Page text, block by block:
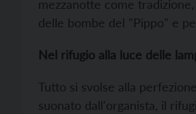
mezzanotte come
delle bombe del "Pippo" e
Nel rifugio alla luce delle
Tutto si svolse alla
suonato dall'organista, il